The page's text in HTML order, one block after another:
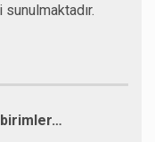
birimler…